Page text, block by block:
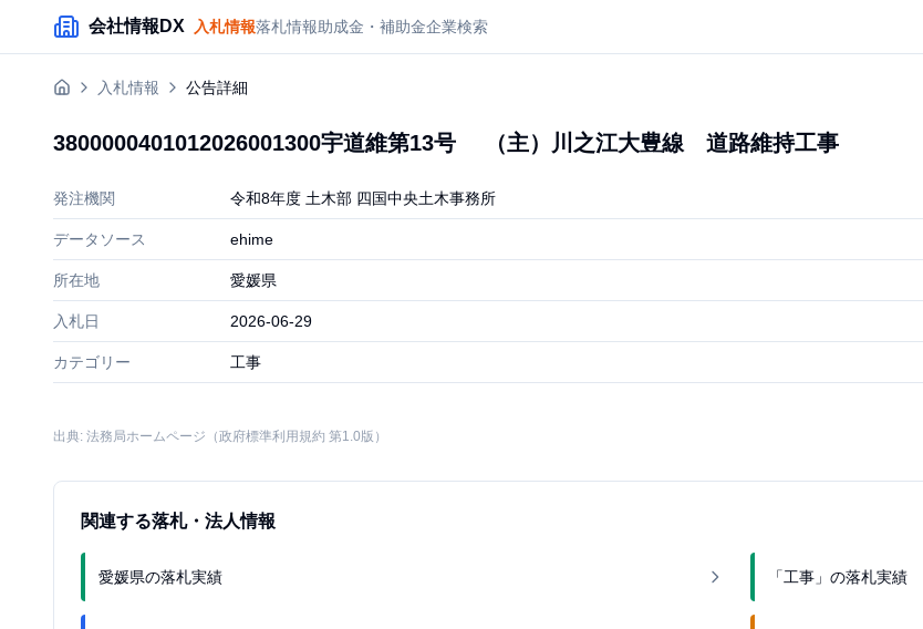
メインコンテンツにスキップ
会社情報DX 入札情報落札情報助成金・補助金企業検索
入札情報 公告詳細
3800000401012026001300宇道維第13号 （主）川之江大豊線 道路維持工事
発注機関 令和8年度 土木部 四国中央土木事務所
データソース ehime
所在地 愛媛県
入札日 2026-06-29
カテゴリー 工事
出典: 法務局ホームページ（政府標準利用規約 第1.0版）
関連する落札・法人情報
愛媛県の落札実績 「工事」の落札実績